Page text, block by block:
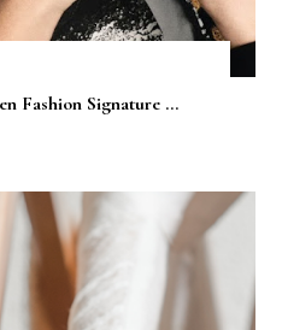
Fashion Signature ...